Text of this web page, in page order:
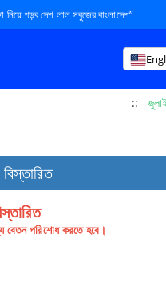
নিয়ে গড়ব দেশ লাল সবুজের বাংলাদেশ”
::
বেতন পরিশোধ করতে হবে।